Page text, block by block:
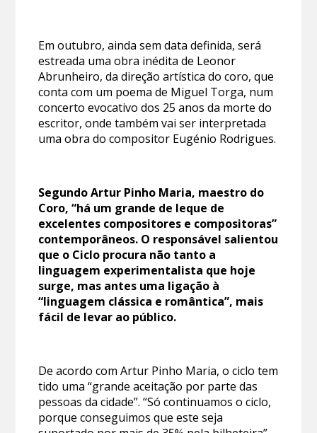
Em outubro, ainda sem data definida, será
estreada uma obra inédita de Leonor
Abrunheiro, da direção artística do coro, que
conta com um poema de Miguel Torga, num
concerto evocativo dos 25 anos da morte do
escritor, onde também vai ser interpretada
uma obra do compositor Eugénio Rodrigues.
Segundo Artur Pinho Maria, maestro do
Coro, “há um grande de leque de
excelentes compositores e compositoras”
contemporâneos. O responsável salientou
que o Ciclo procura não tanto a
linguagem experimentalista que hoje
surge, mas antes uma ligação à
“linguagem clássica e romântica”, mais
fácil de levar ao público.
De acordo com Artur Pinho Maria, o ciclo tem
tido uma “grande aceitação por parte das
pessoas da cidade”. “Só continuamos o ciclo,
porque conseguimos que este seja